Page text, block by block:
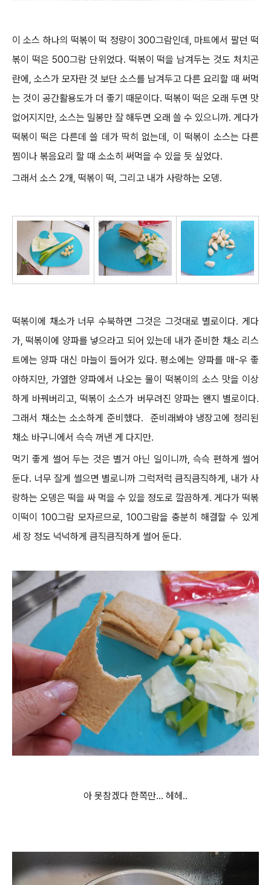
이 소스 하나의 떡볶이 떡 정량이 300그람인데, 마트에서 팔던 떡
볶이 떡은 500그람 단위었다. 떡볶이 떡을 남겨두는 것도 처치곤
란에, 소스가 모자란 것 보단 소스를 남겨두고 다른 요리할 때 써먹
는 것이 공간활용도가 더 좋기 때문이다. 떡볶이 떡은 오래 두면 맛
없어지지만, 소스는 밀봉만 잘 해두면 오래 쓸 수 있으니까. 게다가
떡볶이 떡은 다른데 쓸 데가 딱히 없는데, 이 떡볶이 소스는 다른
찜이나 볶음요리 할 때 소소히 써먹을 수 있을 듯 싶었다.
그래서 소스 2개, 떡볶이 떡, 그리고 내가 사랑하는 오뎅.
떡볶이에 채소가 너무 수북하면 그것은 그것대로 별로이다. 게다
가, 떡볶이에 양파를 넣으라고 되어 있는데 내가 준비한 채소 리스
트에는 양파 대신 마늘이 들어가 있다. 평소에는 양파를 매-우 좋
아하지만, 가열한 양파에서 나오는 물이 떡볶이의 소스 맛을 이상
하게 바꿔버리고, 떡볶이 소스가 버무려진 양파는 왠지 별로이다.
그래서 채소는 소소하게 준비했다. 준비래봐야 냉장고에 정리된
채소 바구니에서 슥슥 꺼낸 게 다지만.
먹기 좋게 썰어 두는 것은 별거 아닌 일이니까, 슥슥 편하게 썰어
둔다. 너무 잘게 썰으면 별로니까 그럭저럭 큼직큼직하게, 내가 사
랑하는 오뎅은 떡을 싸 먹을 수 있을 정도로 깔끔하게. 게다가 떡볶
이떡이 100그람 모자르므로, 100그람을 충분히 해결할 수 있게
세 장 정도 넉넉하게 큼직큼직하게 썰어 둔다.
아 못참겠다 한쪽만... 헤헤..